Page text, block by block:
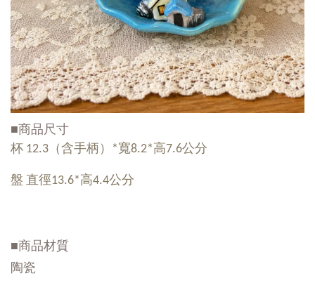
■商品尺寸
杯 12.3（含手柄）*寬8.2*高7.6公分
盤 直徑13.6*高4.4公分
■商品材質
陶瓷